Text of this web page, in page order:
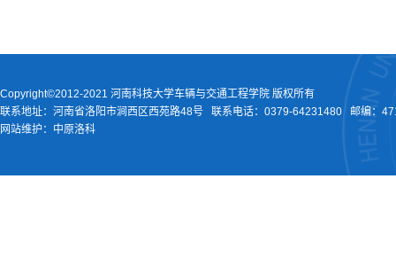
Copyright©2012-2021 河南科技大学车辆与交通工程学院 版权所有
联系地址：河南省洛阳市涧西区西苑路48号
联系电话： 0379-64231480
邮编：
网站维护：中原洛科